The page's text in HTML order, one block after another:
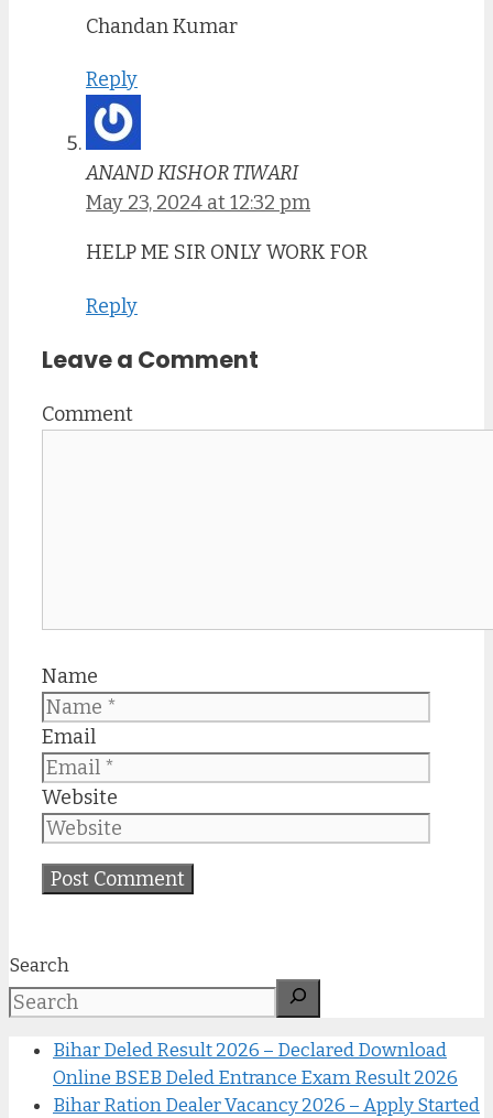
Chandan Kumar
Reply
ANAND KISHOR TIWARI
May 23, 2024 at 12:32 pm
HELP ME SIR ONLY WORK FOR
Reply
Leave a Comment
Comment
Name
Email
Website
Search
Bihar Deled Result 2026 – Declared Download
Online BSEB Deled Entrance Exam Result 2026
Bihar Ration Dealer Vacancy 2026 – Apply Started